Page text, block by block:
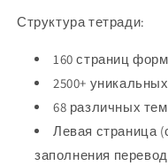
Структура тетради:
160 страниц
2500+
68 различных тем
Левая страница
заполнения